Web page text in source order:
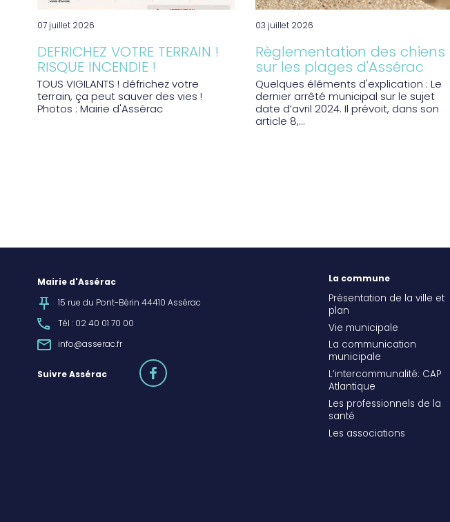
07 juillet 2026
DEFRICHEZ VOTRE TERRAIN !
RISQUE INCENDIE !
TOUS VIGILANTS ! défrichez votre
terrain, ça peut sauver des vies !
Photos : Mairie d'Assérac
03 juillet 2026
Règlementation des chiens
sur les plages d'Assérac
Quelques éléments d'explication : Le
dernier arrêté municipal sur le sujet
date d’avril 2024. Il prévoit, dans son
article 8,...
Mairie d'Assérac
15 rue du Pont-Bérin 44410 Assérac
Tél : 02 40 01 70 00
info@asserac.fr
Suivre Assérac
facebook
La commune
Présentation de la ville et
plan
Vie municipale
La communication
municipale
L’intercommunalité: CAP
Atlantique
Les professionnels de la
santé
Les associations